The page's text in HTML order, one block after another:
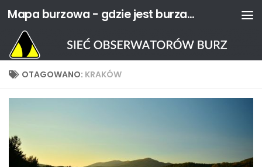
Przejdź do treści Mapa burzowa - gdzie jest burza? | Sieć Obserwatorów Burz
OTAGOWANO: KRAKÓW